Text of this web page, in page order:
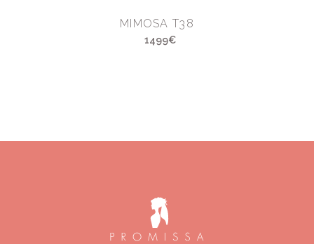
MIMOSA T38
1499€